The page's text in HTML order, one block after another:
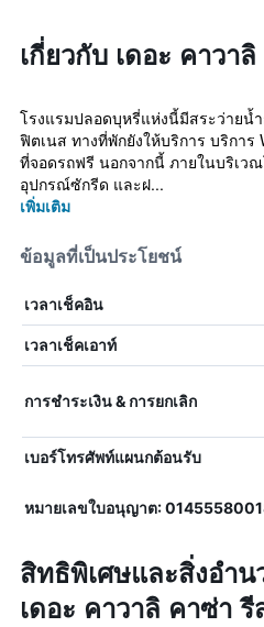
เกี่ยวกับ เดอะ คาวา
โรงแรมปลอดบุหรี่แห่งนี้มีสระว่ายน้
ฟิตเนส ทางที่พักยังให้บริการ บริกา
ที่จอดรถฟรี นอกจากนี้ ภายในบริเว
อุปกรณ์ซักรีด และฝ...
เพิ่มเติม
ข้อมูลที่เป็นประโยชน์
เวลาเช็คอิน
เวลาเช็คเอาท์
การชำระเงิน & การยกเลิก
เบอร์โทรศัพท์แผนกต้อนรับ
หมายเลขใบอนุญาต:
สิทธิพิเศษและสิ่งอำ
เดอะ คาวาลิ คาซ่า